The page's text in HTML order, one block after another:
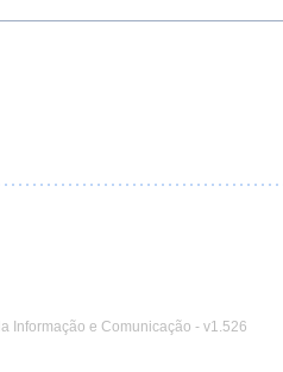
Informação e Comunicação - v1.526